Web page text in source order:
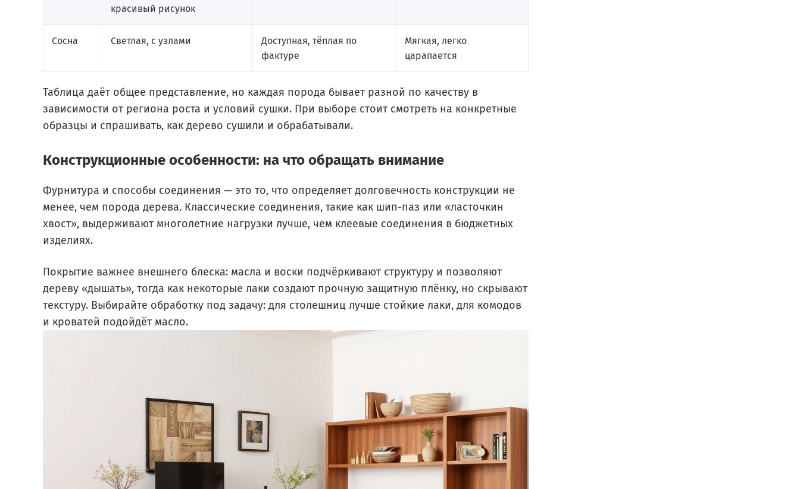
красивый рисунок
Сосна Светлая, с узлами
Доступная, тёплая по
фактуре
Мягкая, легко
царапается
Таблица даёт общее представление, но каждая порода бывает разной по качеству в
зависимости от региона роста и условий сушки. При выборе стоит смотреть на конкретные
образцы и спрашивать, как дерево сушили и обрабатывали.
Конструкционные особенности: на что обращать внимание
Фурнитура и способы соединения — это то, что определяет долговечность конструкции не
менее, чем порода дерева. Классические соединения, такие как шип-паз или «ласточкин
хвост», выдерживают многолетние нагрузки лучше, чем клеевые соединения в бюджетных
изделиях.
Покрытие важнее внешнего блеска: масла и воски подчёркивают структуру и позволяют
дереву «дышать», тогда как некоторые лаки создают прочную защитную плёнку, но скрывают
текстуру. Выбирайте обработку под задачу: для столешниц лучше стойкие лаки, для комодов
и кроватей подойдёт масло.